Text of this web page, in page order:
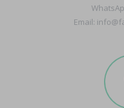
Email: